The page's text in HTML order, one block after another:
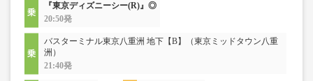
『東京ディズニーシー(R)』◎
20:50発
バスターミナル東京八重洲 地下【B】（東京ミッドタウン八重
洲）
21:40発